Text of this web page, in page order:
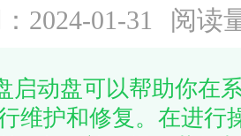
2024-01-31 阅读
启动盘可以帮助你在
维护和修复。在进行